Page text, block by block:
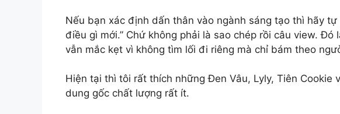
Nếu bạn xác định dấn thân vào ngành sáng tạo thì hãy tự
điều gì mới.” Chứ không phải là sao chép rồi câu view.
vẫn mắc kẹt vì không tìm lối đi riêng mà chỉ bám theo
Hiện tại thì tôi rất thích những Đen Vâu, Lyly, Tiên Cookie
dung gốc chất lượng rất ít.